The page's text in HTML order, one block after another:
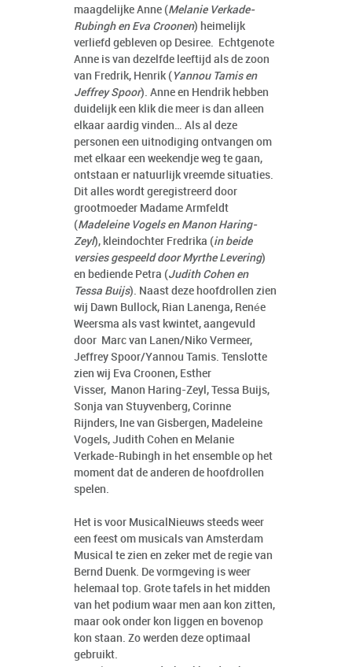
maagdelijke Anne (Melanie Verkade-
Rubingh en Eva Croonen) heimelijk
verliefd gebleven op Desiree. Echtgenote
Anne is van dezelfde leeftijd als de zoon
van Fredrik, Henrik ( Yannou Tamis en
Jeffrey Spoor). Anne en Hendrik hebben
duidelijk een klik die meer is dan alleen
elkaar aardig vinden… Als al deze
personen een uitnodiging ontvangen om
met elkaar een weekendje weg te gaan,
ontstaan er natuurlijk vreemde situaties.
Dit alles wordt geregistreerd door
grootmoeder Madame Armfeldt
(Madeleine Vogels en Manon Haring-
Zeyl), kleindochter Fredrika (in beide
versies gespeeld door Myrthe Levering)
en bediende Petra (Judith Cohen en
Tessa Buijs). Naast deze hoofdrollen zien
wij Dawn Bullock, Rian Lanenga, Renée
Weersma als vast kwintet, aangevuld
door Marc van Lanen/Niko Vermeer,
Jeffrey Spoor/Yannou Tamis. Tenslotte
zien wij Eva Croonen, Esther
Visser, Manon Haring-Zeyl, Tessa Buijs,
Sonja van Stuyvenberg, Corinne
Rijnders, Ine van Gisbergen, Madeleine
Vogels, Judith Cohen en Melanie
Verkade-Rubingh in het ensemble op het
moment dat de anderen de hoofdrollen
spelen.
Het is voor MusicalNieuws steeds weer
een feest om musicals van Amsterdam
Musical te zien en zeker met de regie van
Bernd Duenk. De vormgeving is weer
helemaal top. Grote tafels in het midden
van het podium waar men aan kon zitten,
maar ook onder kon liggen en bovenop
kon staan. Zo werden deze optimaal
gebruikt.